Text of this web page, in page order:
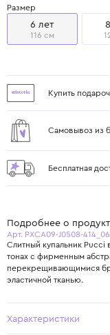
Размер
6 лет
116 см
Купить
Самовывоз из
Бесплатная
Подробнее о
Арт. PXCA09-J0508-
Слитный купальник
тонах с фирменным
перекрещивающимися
эластичной тканью.
Характеристики